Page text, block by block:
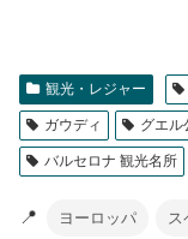
観光・レジャー
ガウディ グエル
バルセロナ 観光名所
📍 ヨーロッパ ス